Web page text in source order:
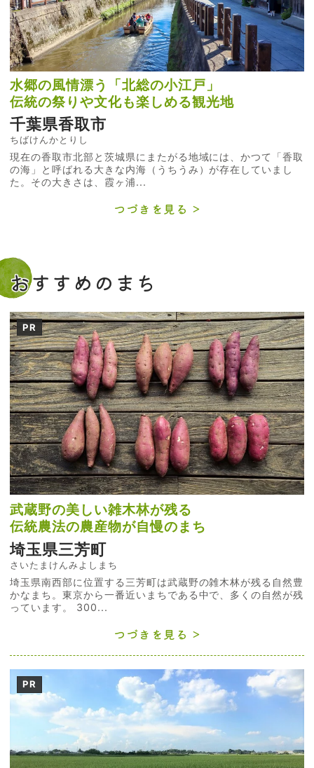
水郷の風情漂う「北総の小江戸」
伝統の祭りや文化も楽しめる観光地
千葉県香取市
ちばけんかとりし
現在の香取市北部と茨城県にまたがる地域には、かつて「香取
の海」と呼ばれる大きな内海（うちうみ）が存在していまし
た。その大きさは、霞ヶ浦...
つづきを見る
おすすめのまち
PR
武蔵野の美しい雑木林が残る
伝統農法の農産物が自慢のまち
埼玉県三芳町
さいたまけんみよしまち
埼玉県南西部に位置する三芳町は武蔵野の雑木林が残る自然豊
かなまち。東京から一番近いまちである中で、多くの自然が残
っています。 300...
つづきを見る
PR